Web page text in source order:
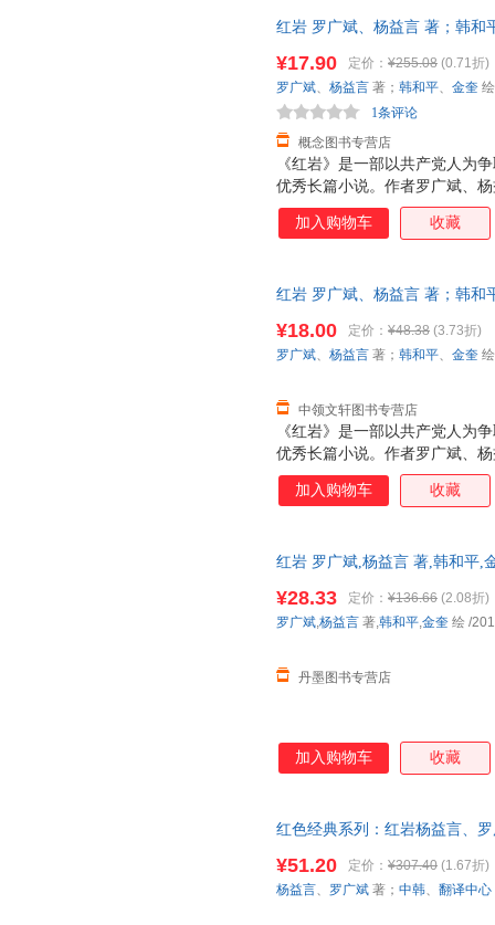
红岩 罗广斌、杨益言 著；韩和
《红岩》是一部以共产党人为
优秀长篇小说。作者罗广斌、
所”的集中营里，亲身经历过敌
生活。作为幸存者和最直接的
品。
¥17.90 定价： ¥255.08 (0.71折)
概念图书专营店
1条评论
罗广斌、 杨益言 著； 韩和平、 金奎 绘
加入购物车 收藏
红岩 罗广斌、杨益言 著；韩和
《红岩》是一部以共产党人为
优秀长篇小说。作者罗广斌、
所”的集中营里，亲身经历过敌
生活。作为幸存者和最直接的
品。
¥18.00 定价： ¥48.38 (3.73折)
中领文轩图书专营店
罗广斌、 杨益言 著； 韩和平、 金奎 绘
加入购物车 收藏
红岩 罗广斌,杨益言 著,韩和平,
¥28.33 定价： ¥136.66 (2.08折)
丹墨图书专营店
罗广斌,杨益言 著,韩和平,金奎 绘 /
加入购物车 收藏
红色经典系列：红岩杨益言、
票！
¥51.20 定价： ¥307.40 (1.67折)
杨益言、 罗广斌 著； 中韩、 翻译中心